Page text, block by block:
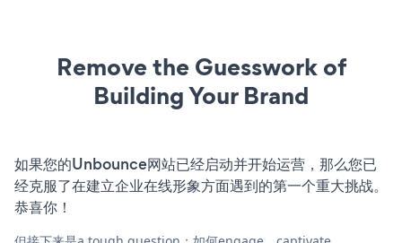
Remove the Guesswork of
Building Your Brand
如果您的Unbounce网站已经启动并开始运营，那么您已
经克服了在建立企业在线形象方面遇到的第一个重大挑战。
恭喜你！